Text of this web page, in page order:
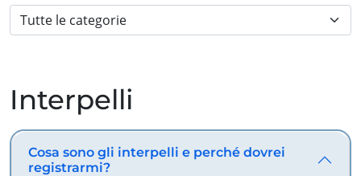
Interpelli
Cosa sono gli interpelli e perché dovrei
registrarmi?